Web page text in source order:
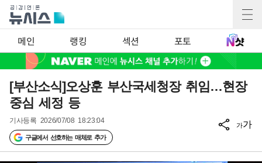
메인 랭킹 섹션 포토
[부산소식]오상훈 부산국세청장 취임…현장
중심 세정 등
기사등록 2026/07/08 18:23:04
구글에서 선호하는 매체로 추가
가가